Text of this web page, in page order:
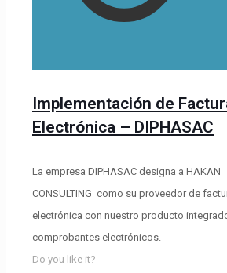
Implementación de
Electrónica – DIPHASAC
La empresa DIPHASAC designa a HAKAN
CONSULTING como su proveedor de
electrónica con nuestro producto
comprobantes electrónicos.
Do you like it?